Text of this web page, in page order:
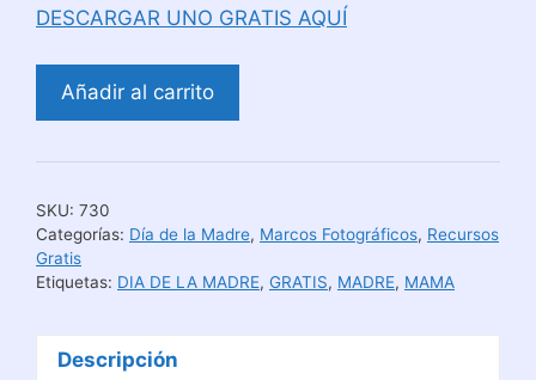
DESCARGAR UNO GRATIS AQUÍ
Fotográficos
de
Madre
Descarga
1
cantidad
Añadir al carrito
SKU: 730
Categorías: Día de la Madre, Marcos Fotográficos, Recursos
Gratis
Etiquetas: DIA DE LA MADRE, GRATIS, MADRE, MAMA
Descripción